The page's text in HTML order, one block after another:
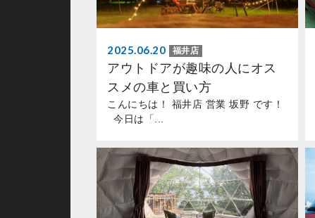
2025.06.20 福井店
アウトドアが趣味の人にオス
スメの車と買い方
こんにちは！ 福井店 営業 坂野 です！
今日は「...